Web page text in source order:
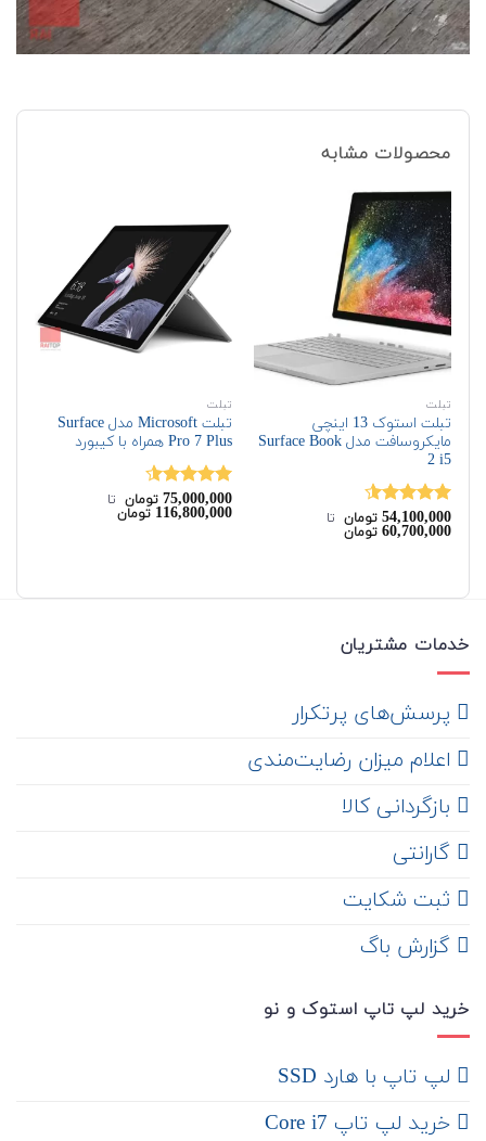
محصولات مشابه
تبلت
تبلت استوک 13 اینچی
مایکروسافت مدل Surface Book
2 i5
نمره4.50
از 5
54,100,000 تومان‌ تا ‌
60,700,000 تومان
تبلت
تبلت Microsoft مدل Surface
Pro 7 Plus همراه با کیبورد
نمره4.50
از 5
75,000,000 تومان‌ تا ‌
116,800,000 تومان
خدمات مشتریان
‌ پرسش‌های پرتکرار
اعلام میزان رضایت‌مندی
‌ بازگردانی کالا
گارانتی
ثبت شکایت
‌ گزارش باگ
خرید لپ تاپ استوک و نو
لپ تاپ با هارد SSD
خرید لپ تاپ Core i7